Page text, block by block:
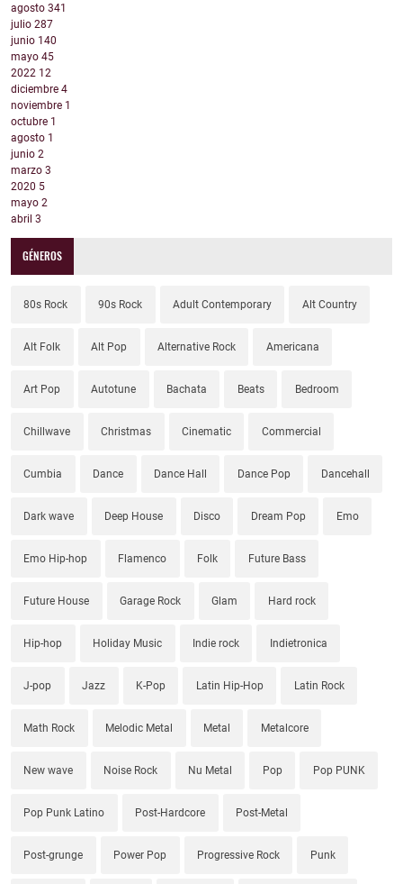
agosto 341
julio 287
junio 140
mayo 45
2022 12
diciembre 4
noviembre 1
octubre 1
agosto 1
junio 2
marzo 3
2020 5
mayo 2
abril 3
GÉNEROS
80s Rock 90s Rock Adult Contemporary Alt Country
Alt Folk Alt Pop Alternative Rock Americana
Art Pop Autotune Bachata Beats Bedroom
Chillwave Christmas Cinematic Commercial
Cumbia Dance Dance Hall Dance Pop Dancehall
Dark wave Deep House Disco Dream Pop Emo
Emo Hip-hop Flamenco Folk Future Bass
Future House Garage Rock Glam Hard rock
Hip-hop Holiday Music Indie rock Indietronica
J-pop Jazz K-Pop Latin Hip-Hop Latin Rock
Math Rock Melodic Metal Metal Metalcore
New wave Noise Rock Nu Metal Pop Pop PUNK
Pop Punk Latino Post-Hardcore Post-Metal
Post-grunge Power Pop Progressive Rock Punk